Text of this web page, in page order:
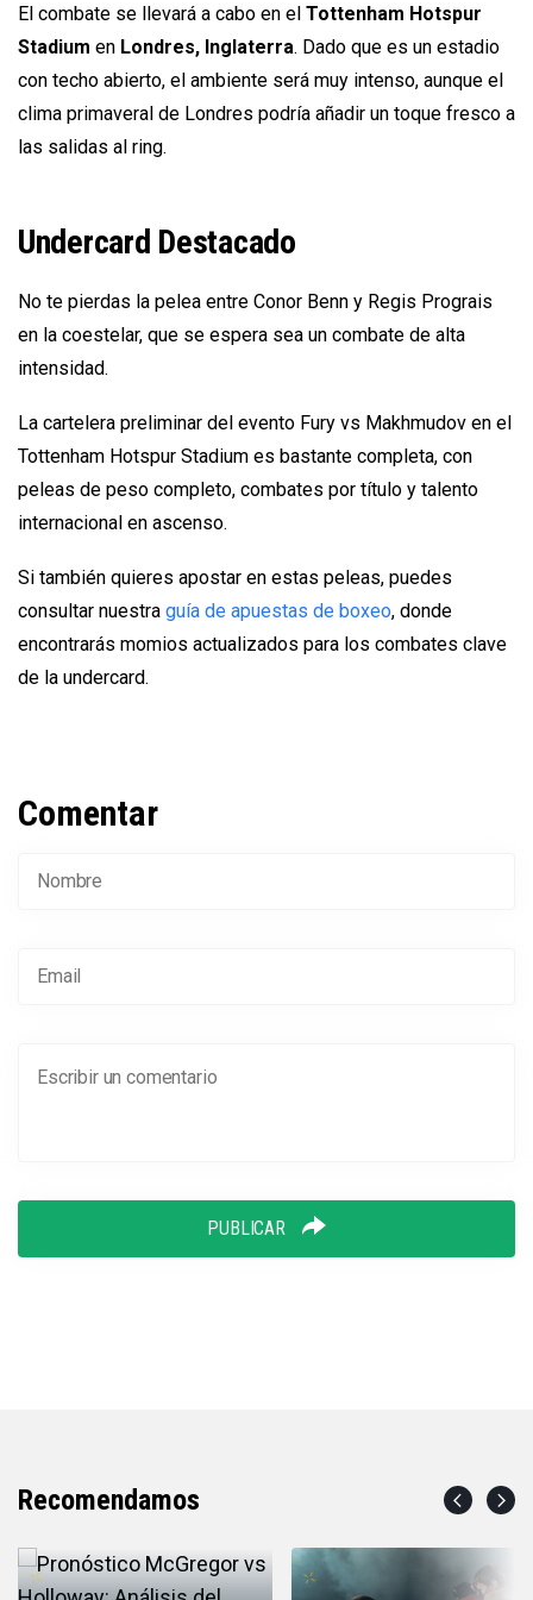
El combate se llevará a cabo en el Tottenham Hotspur
Stadium en Londres, Inglaterra. Dado que es un estadio
con techo abierto, el ambiente será muy intenso, aunque el
clima primaveral de Londres podría añadir un toque fresco a
las salidas al ring.
Undercard Destacado
No te pierdas la pelea entre Conor Benn y Regis Prograis
en la coestelar, que se espera sea un combate de alta
intensidad.
La cartelera preliminar del evento Fury vs Makhmudov en el
Tottenham Hotspur Stadium es bastante completa, con
peleas de peso completo, combates por título y talento
internacional en ascenso.
Si también quieres apostar en estas peleas, puedes
consultar nuestra guía de apuestas de boxeo, donde
encontrarás momios actualizados para los combates clave
de la undercard.
Comentar
PUBLICAR
Recomendamos